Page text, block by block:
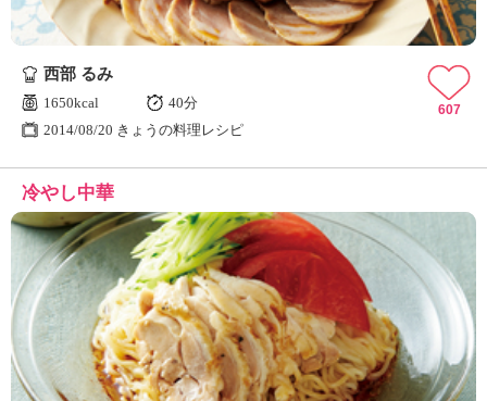
西部 るみ
1650kcal
40分
2014/08/20 きょうの料理レシピ
607
冷やし中華